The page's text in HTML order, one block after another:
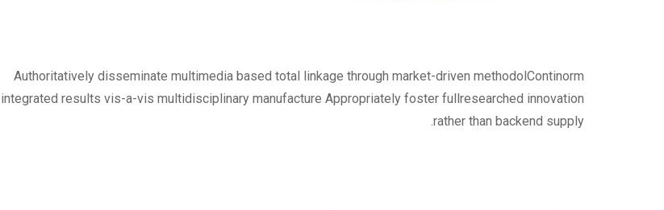
Authoritatively disseminate multimedia based total linkage through market-driven methodolContinorm
integrated results vis-a-vis multidisciplinary manufacture Appropriately foster fullresearched innovation
rather than backend supply.